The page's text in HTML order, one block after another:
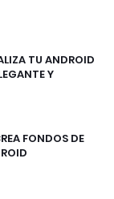
TU ANDROID
Y
FONDOS DE